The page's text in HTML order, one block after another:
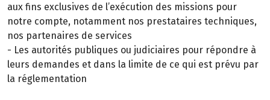
aux fins exclusives de l’exécution des missions pour
notre compte, notamment nos prestataires techniques,
nos partenaires de services
- Les autorités publiques ou judiciaires pour répondre à
leurs demandes et dans la limite de ce qui est prévu par
la réglementation